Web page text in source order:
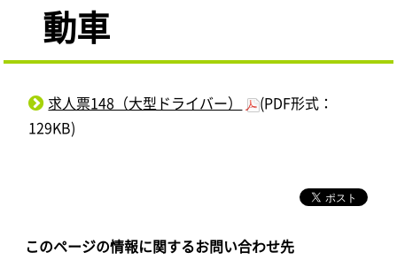
動車
求人票148（大型ドライバー）
(PDF形式：
129KB)
このページの情報に関するお問い合わせ先